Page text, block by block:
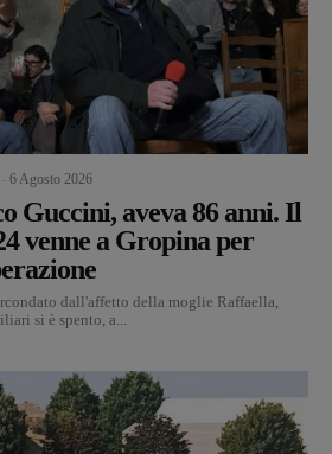
6 Agosto 2026
Guccini, aveva 86 anni. Il
venne a Gropina per
dall'affetto della moglie Raffaella,
si è spento, a...